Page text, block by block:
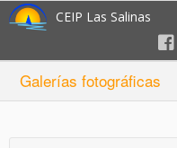
CEIP Las Salinas
Galerías fotográficas